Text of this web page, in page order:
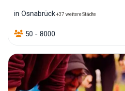
in Osnabrück+37 weitere Städte
50 - 8000